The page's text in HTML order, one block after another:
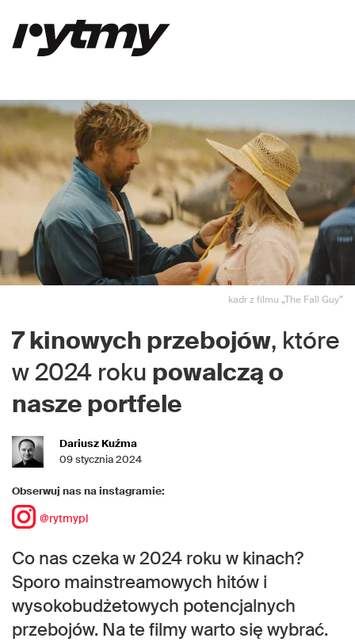
kadr z filmu „The Fall Guy”
7 kinowych przebojów, które
w 2024 roku powalczą o
nasze portfele
Dariusz Kuźma
09 stycznia 2024
Obserwuj nas na instagramie:
@rytmypl
Co nas czeka w 2024 roku w kinach?
Sporo mainstreamowych hitów i
wysokobudżetowych potencjalnych
przebojów. Na te filmy warto się wybrać.